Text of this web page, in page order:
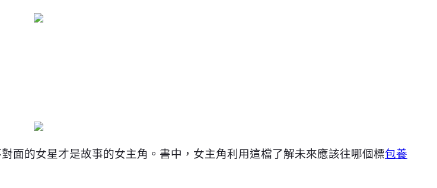
面的女星才是故事的女主角。書中，女主角利用這檔了解未來應該往哪個標包養